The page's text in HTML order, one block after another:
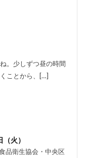
。少しずつ昼の時間
ことから、[…]
火）
品衛生協会・中央区